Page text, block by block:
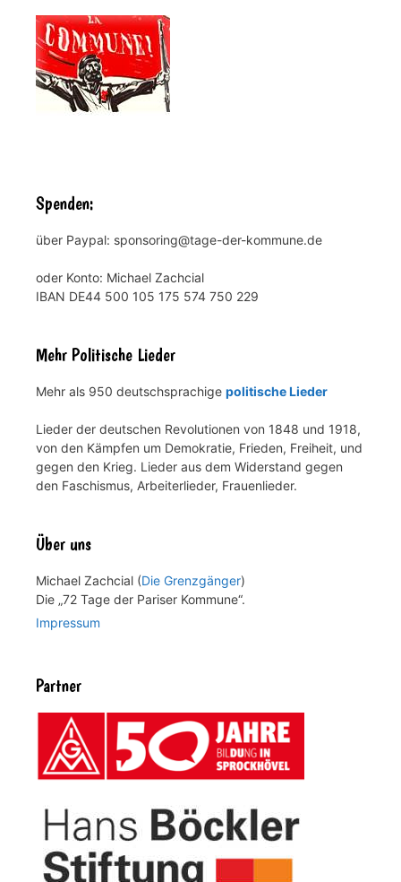
Spenden:
über Paypal: sponsoring@tage-der-kommune.de
oder Konto: Michael Zachcial
IBAN DE44 500 105 175 574 750 229
Mehr Politische Lieder
Mehr als 950 deutschsprachige politische Lieder
Lieder der deutschen Revolutionen von 1848 und 1918,
von den Kämpfen um Demokratie, Frieden, Freiheit, und
gegen den Krieg. Lieder aus dem Widerstand gegen
den Faschismus, Arbeiterlieder, Frauenlieder.
Über uns
Michael Zachcial (Die Grenzgänger)
Die „72 Tage der Pariser Kommune“.
Impressum
Partner